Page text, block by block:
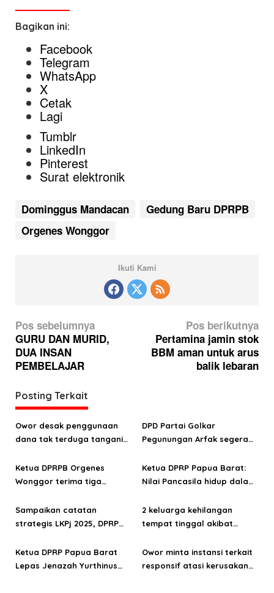
Bagikan ini:
Facebook
Telegram
WhatsApp
X
Cetak
Lagi
Tumblr
LinkedIn
Pinterest
Surat elektronik
Dominggus Mandacan
Gedung Baru DPRPB
Orgenes Wonggor
Ikuti Kami
N
a
v
i
g
a
s
i
p
o
Pos sebelumnya
GURU DAN MURID,
DUA INSAN
PEMBELAJAR
Pos berikutnya
Pertamina jamin stok
BBM aman untuk arus
balik lebaran
Posting Terkait
Owor desak penggunaan
dana tak terduga tangani
DPD Partai Golkar
Pegunungan Arfak segera
Ketua DPRPB Orgenes
Wonggor terima tiga
Kampung Sinaitousi dan
Sigim
Ketua DPRP Papua Barat:
Nilai Pancasila hidup dalam
Papua
Sampaikan catatan
strategis LKPj 2025, DPRP
fokus pembangunan
2 keluarga kehilangan
tempat tinggal akibat
Mokwam
Ketua DPRP Papua Barat
Lepas Jenazah Yurthinus
Owor minta instansi terkait
responsif atasi kerusakan